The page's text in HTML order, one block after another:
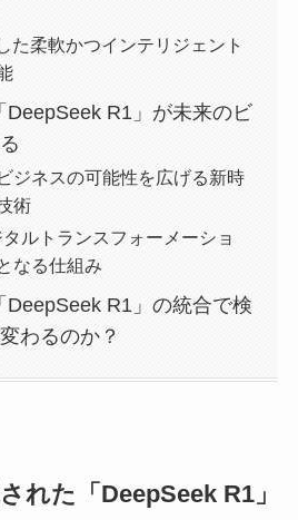
た柔軟かつインテリジェント
DeepSeek R1」が未来のビ
ジネスの可能性を広げる新時
術
ルトランスフォーメーショ
なる仕組み
DeepSeek R1」の統合で検
わるのか？
れた「DeepSeek R1」